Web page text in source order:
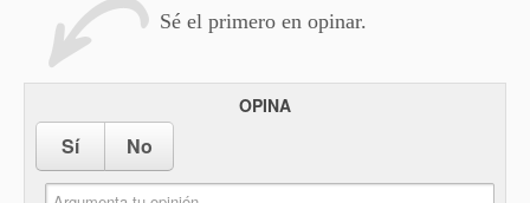
Sé el primero en opinar.
OPINA
Sí No